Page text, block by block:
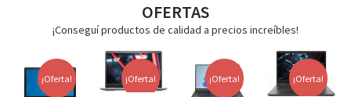
OFERTAS
¡Conseguí productos de calidad a precios increíbles!
¡Oferta! ¡Oferta! ¡Oferta! ¡Oferta!